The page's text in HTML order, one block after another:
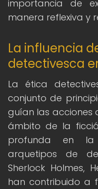
importancia de
manera reflexiva y
La influencia
detectivesca
La ética
conjunto de
guían las acciones
ámbito de la
profunda en la
arquetipos de
Sherlock Holmes,
han contribuido a